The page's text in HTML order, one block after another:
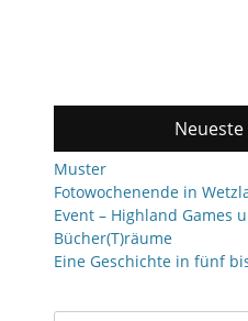
Muster
Fotowochenende in
Event – Highland Games
Bücher(T)räume
Eine Geschichte in fünf